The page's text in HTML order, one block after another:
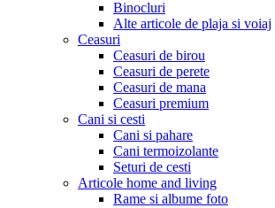
Binocluri
Alte articole de plaja si voiaj
Ceasuri
Ceasuri de birou
Ceasuri de perete
Ceasuri de mana
Ceasuri premium
Cani si cesti
Cani si pahare
Cani termoizolante
Seturi de cesti
Articole home and living
Rame si albume foto